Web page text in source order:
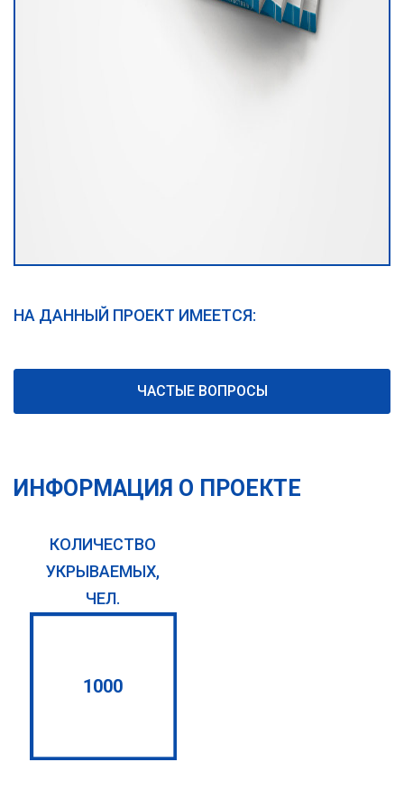
НА ДАННЫЙ ПРОЕКТ ИМЕЕТСЯ:
ЧАСТЫЕ ВОПРОСЫ
ИНФОРМАЦИЯ О ПРОЕКТЕ
КОЛИЧЕСТВО
УКРЫВАЕМЫХ,
ЧЕЛ.
1000